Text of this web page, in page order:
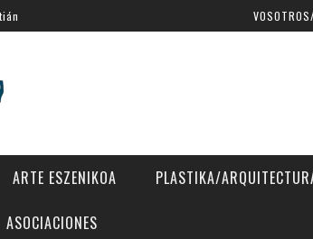
ARTE ESZENIKOA PLASTIKA/
ASOCIACIONES